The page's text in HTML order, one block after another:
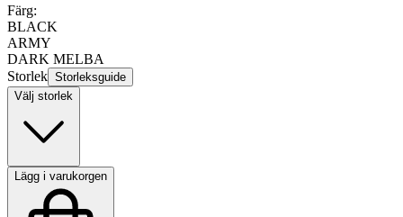
Färg:
BLACK
ARMY
DARK MELBA
Storlek Storleksguide
Välj storlek
Lägg i varukorgen